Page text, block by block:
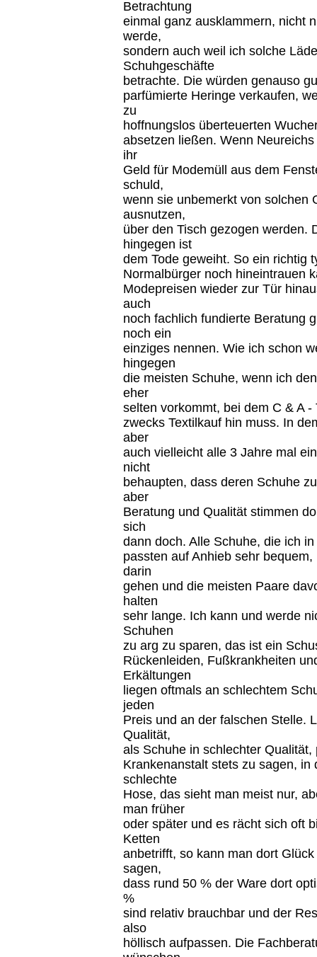
Betrachtung
einmal ganz ausklammern, nicht
werde,
sondern auch weil ich solche
Schuhgeschäfte
betrachte. Die würden genauso
parfümierte Heringe verkaufen,
zu
hoffnungslos überteuerten
absetzen ließen. Wenn
ihr
Geld für Modemüll aus dem
schuld,
wenn sie unbemerkt von solchen
ausnutzen,
über den Tisch gezogen werden.
hingegen ist
dem Tode geweiht. So ein richtig
Normalbürger noch hineintrauen
Modepreisen wieder zur Tür
auch
noch fachlich fundierte Beratung
noch ein
einziges nennen. Wie ich schon
hingegen
die meisten Schuhe, wenn ich
eher
selten vorkommt, bei dem C & A
zwecks Textilkauf hin muss. In
aber
auch vielleicht alle 3 Jahre mal
nicht
behaupten, dass deren Schuhe
aber
Beratung und Qualität stimmen
sich
dann doch. Alle Schuhe, die ich
passten auf Anhieb sehr
darin
gehen und die meisten Paare
halten
sehr lange. Ich kann und werde
Schuhen
zu arg zu sparen, das ist ein
Rückenleiden, Fußkrankheiten
Erkältungen
liegen oftmals an schlechtem
jeden
Preis und an der falschen Stelle.
Qualität,
als Schuhe in schlechter
Krankenanstalt stets zu sagen,
schlechte
Hose, das sieht man meist nur,
man früher
oder später und es rächt sich oft
Ketten
anbetrifft, so kann man dort
sagen,
dass rund 50 % der Ware dort
%
sind relativ brauchbar und der
also
höllisch aufpassen. Die